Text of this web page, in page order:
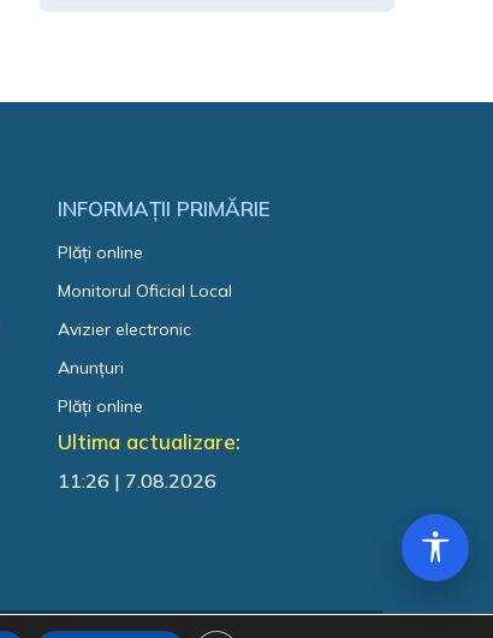
INFORMAȚII PRIMĂRIE
Plăți online
Monitorul Oficial Local
Avizier electronic
Anunțuri
Plăți online
Ultima actualizare:
11:26 | 7.08.2026